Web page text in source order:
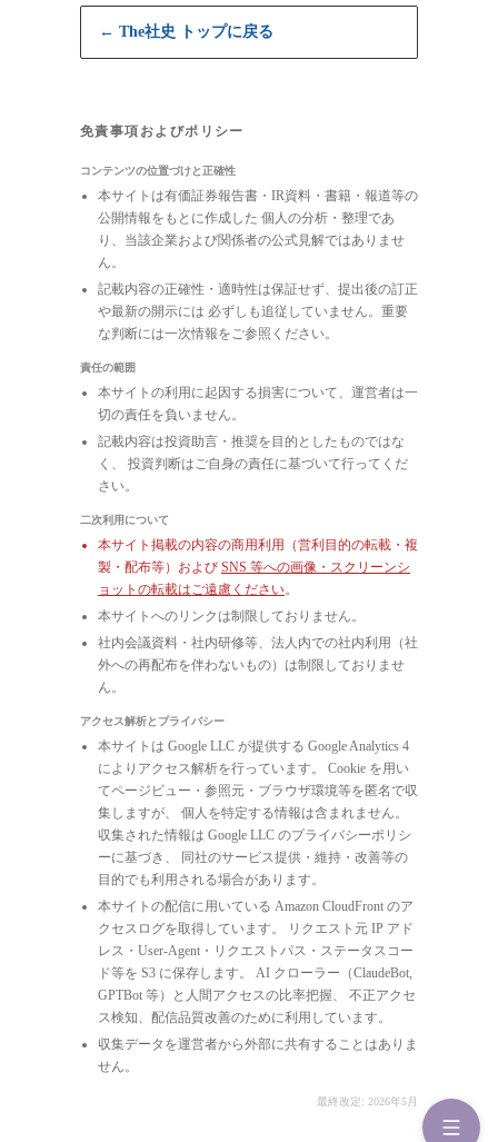
← The社史 トップに戻る
免責事項およびポリシー
コンテンツの位置づけと正確性
本サイトは有価証券報告書・IR資料・書籍・報道等の
公開情報をもとに作成した 個人の分析・整理であ
り、当該企業および関係者の公式見解ではありませ
ん。
記載内容の正確性・適時性は保証せず、提出後の訂正
や最新の開示には 必ずしも追従していません。重要
な判断には一次情報をご参照ください。
責任の範囲
本サイトの利用に起因する損害について、運営者は一
切の責任を負いません。
記載内容は投資助言・推奨を目的としたものではな
く、 投資判断はご自身の責任に基づいて行ってくだ
さい。
二次利用について
本サイト掲載の内容の商用利用（営利目的の転載・複
製・配布等）および SNS 等への画像・スクリーンシ
ョットの転載はご遠慮ください。
本サイトへのリンクは制限しておりません。
社内会議資料・社内研修等、法人内での社内利用（社
外への再配布を伴わないもの）は制限しておりませ
ん。
アクセス解析とプライバシー
本サイトは Google LLC が提供する Google Analytics 4
によりアクセス解析を行っています。 Cookie を用い
てページビュー・参照元・ブラウザ環境等を匿名で収
集しますが、 個人を特定する情報は含まれません。
収集された情報は Google LLC のプライバシーポリシ
ーに基づき、 同社のサービス提供・維持・改善等の
目的でも利用される場合があります。
本サイトの配信に用いている Amazon CloudFront のア
クセスログを取得しています。 リクエスト元 IP アド
レス・User-Agent・リクエストパス・ステータスコー
ド等を S3 に保存します。 AI クローラー（ClaudeBot,
GPTBot 等）と人間アクセスの比率把握、 不正アクセ
ス検知、配信品質改善のために利用しています。
収集データを運営者から外部に共有することはありま
せん。
最終改定: 2026年5月